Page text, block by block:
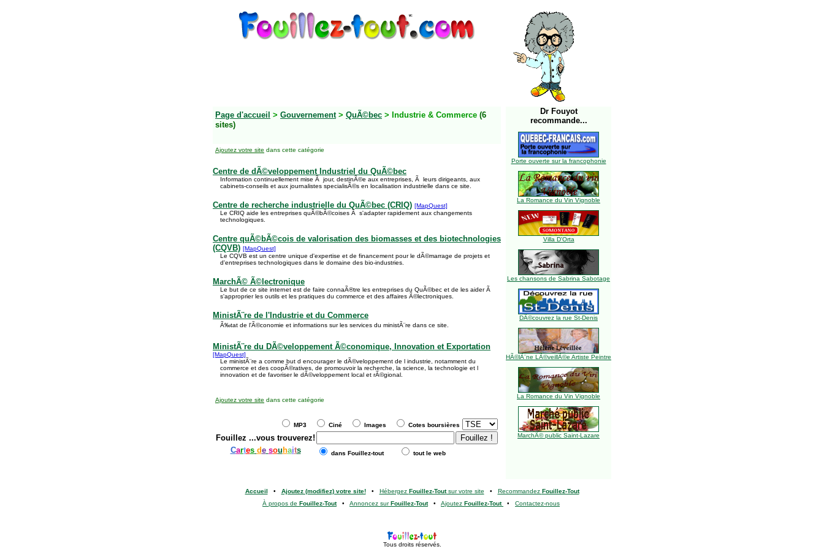
Page d'accueil > Gouvernement> QuÃ©bec > Industrie & Commerce (6
sites)
Ajoutez votre site dans cette catégorie
Centre de dÃ©veloppement Industriel du QuÃ©bec
Information continuellement mise Ã jour, destinÃ©e aux entreprises, Ã leurs dirigeants, aux
cabinets-conseils et aux journalistes specialisÃ©s en localisation industrielle dans ce site.
Centre de recherche industrielle du QuÃ©bec (CRIQ) [MapQuest]
Le CRIQ aide les entreprises quÃ©bÃ©coises Ã s'adapter rapidement aux changements
technologiques.
Centre quÃ©bÃ©cois de valorisation des biomasses et des biotechnologies
(CQVB) [MapQuest]
Le CQVB est un centre unique d'expertise et de financement pour le dÃ©marrage de projets et
d'entreprises technologiques dans le domaine des bio-industries.
MarchÃ© Ã©lectronique
Le but de ce site internet est de faire connaÃ®tre les entreprises du QuÃ©bec et de les aider Ã
s'approprier les outils et les pratiques du commerce et des affaires Ã©lectroniques.
MinistÃ¨re de l'Industrie et du Commerce
Ã‰tat de l'Ã©conomie et informations sur les services du ministÃ¨re dans ce site.
MinistÃ¨re du DÃ©veloppement Ã©conomique, Innovation et Exportation
[MapQuest]
Le ministÃ¨re a comme but d encourager le dÃ©veloppement de l industrie, notamment du
commerce et des coopÃ©ratives, de promouvoir la recherche, la science, la technologie et l
innovation et de favoriser le dÃ©veloppement local et rÃ©gional.
Dr Fouyot
recommande...
Porte ouverte sur la francophonie
La Romance du Vin Vignoble
Villa D'Orta
Les chansons de Sabrina Sabotage
DÃ©couvrez la rue St-Denis
HÃ©lÃ¨ne LÃ©veillÃ©e Artiste Peintre
La Romance du Vin Vignoble
MarchÃ© public Saint-Lazare
Ajoutez votre site dans cette catégorie
MP3 Ciné Images Cotes boursières
Fouillez ...vous trouverez!
Cartes de sou haits dans Fouillez-tout tout le web
Accueil • Ajoutez (modifiez) votre site!• Hébergez Fouillez-Toutsur votre site • Recommandez Fouillez-Tout
À propos de Fouillez-Tout• Annoncez surFouillez-Tout• Ajoutez Fouillez-Tout • Contactez-nous
Tous droits réservés.